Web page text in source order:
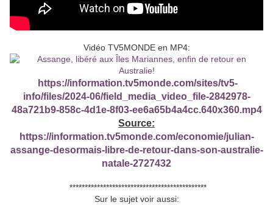
Vidéo TV5MONDE en MP4:
https://information.tv5monde.com/sites/tv5-
info/files/2024-06/field_media_video_file-2842978-
48a721b9-858c-4d1e-8f03-ee6a65b4a4cc.640x360.mp4
Source:
https://information.tv5monde.com/economie/julian-
assange-desormais-libre-de-retour-dans-son-australie-
natale-2727432
*********************************************
Sur le sujet voir aussi: